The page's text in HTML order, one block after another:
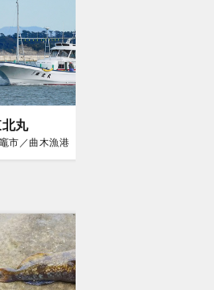
丸
市／曲木漁港